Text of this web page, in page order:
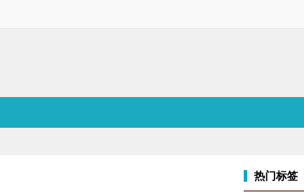
热门标签